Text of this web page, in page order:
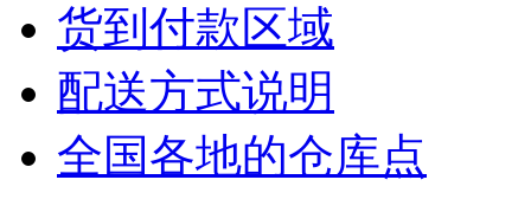
货到付款区域
配送方式说明
全国各地的仓库点